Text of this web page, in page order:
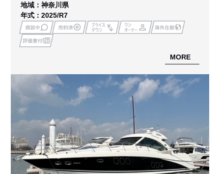
地域：神奈川県
年式：2025/R7
MORE